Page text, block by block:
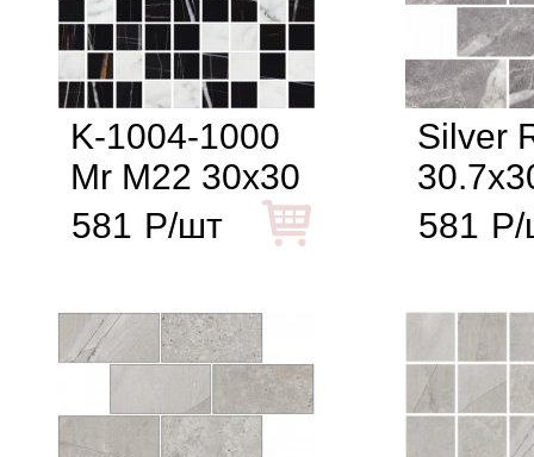
K-1004-1000
Mr M22 30x30
581 Р/шт
Silver
581 Р/